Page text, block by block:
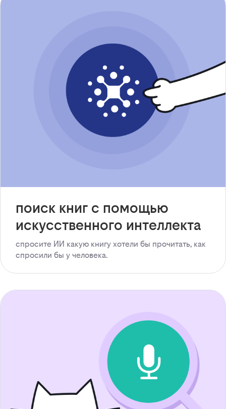
поиск книг с помощью
искусственного интеллекта
спросите ИИ какую книгу хотели бы прочитать, как
спросили бы у человека.